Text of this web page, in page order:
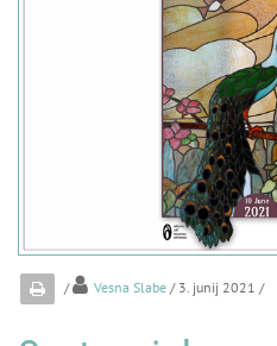
/ Vesna Slabe / 3. junij 2021 /